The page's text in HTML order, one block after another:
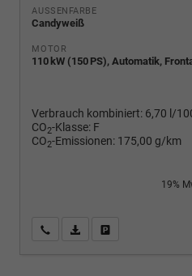
AUSSENFARBE
Candyweiß
MOTOR
110 kW (150 PS), Automatik,
Verbrauch kombiniert: 6,70 l/
CO2-Klasse: F
CO2-Emissionen: 175,00 g/km
19%
Wir rufen Sie anPDF-Fahrzeugexposé